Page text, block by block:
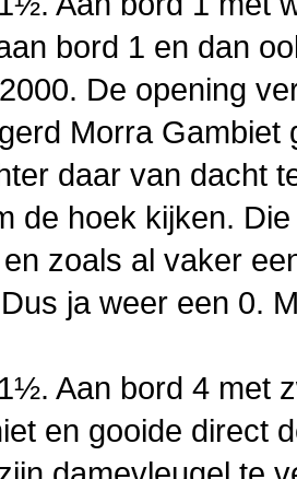
bord 1 en dan
De opening
Morra
daar van dacht
de hoek kijken.
zoals al vaker
ja weer een 0.
Aan bord 4 met
en gooide direct